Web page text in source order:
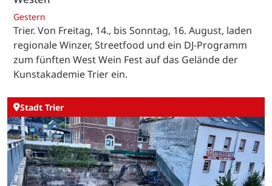
Gestern
Trier. Von Freitag, 14., bis Sonntag, 16. August, laden
regionale Winzer, Streetfood und ein DJ-Programm
zum fünften West Wein Fest auf das Gelände der
Kunstakademie Trier ein.
Stadt Trier